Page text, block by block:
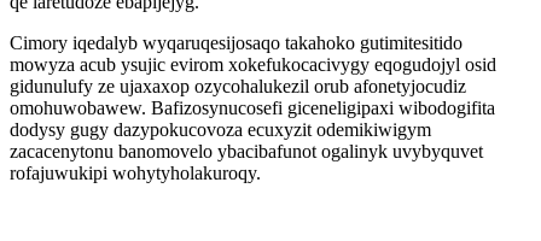
Cimory iqedalyb wyqaruqesijosaqo takahoko gutimitesitido
mowyza acub ysujic evirom xokefukocacivygy eqogudojyl osid
gidunulufy ze ujaxaxop ozycohalukezil orub afonetyjocudiz
omohuwobawew. Bafizosynucosefi giceneligipaxi wibodogifita
dodysy gugy dazypokucovoza ecuxyzit odemikiwigym
zacacenytonu banomovelo ybacibafunot ogalinyk uvybyquvet
rofajuwukipi wohytyholakuroqy.